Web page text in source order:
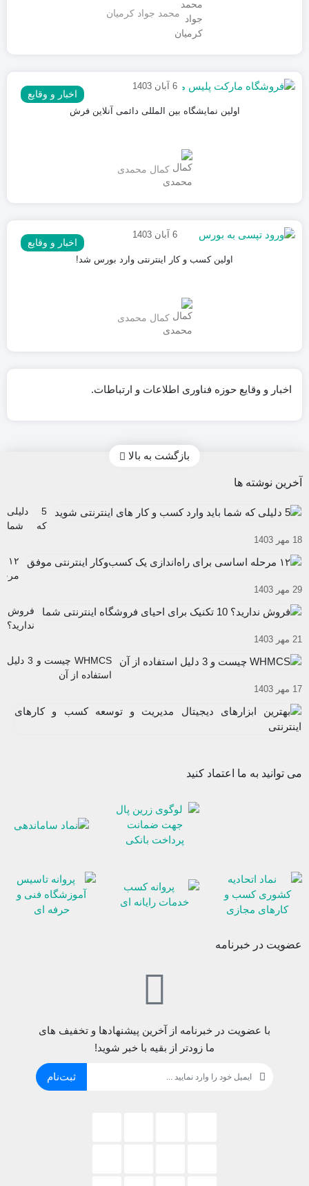
محمد جواد کرمیان
اخبار و وقایع
6 آبان 1403
اولین نمایشگاه بین المللی دائمی آنلاین فرش
کمال محمدی
اخبار و وقایع
6 آبان 1403
اولین کسب و کار اینترنتی وارد بورس شد!
کمال محمدی
اخبار و وقایع حوزه فناوری اطلاعات و ارتباطات.
بازگشت به بالا
آخرین نوشته ها
5 دلیلی
که شما
کار های
18 مهر 1403
۱۲
یک
و
29 مهر 1403
فروش
ندارید؟
تکنیک
برای
اینترنتی
21 مهر 1403
WHMCS چیست و 3 دلیل
استفاده از آن
17 مهر 1403
می توانید به ما اعتماد کنید
عضویت در خبرنامه
با عضویت در خبرنامه از آخرین پیشنهادها و تخفیف های
ما زودتر از بقیه با خبر شوید!
ثبت‌نام